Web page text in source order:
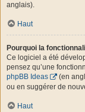
anglais).
Haut
Pourquoi la
Ce logiciel a été
pensez qu’une
phpBB Ideas
(en
ou en suggérer de
Haut